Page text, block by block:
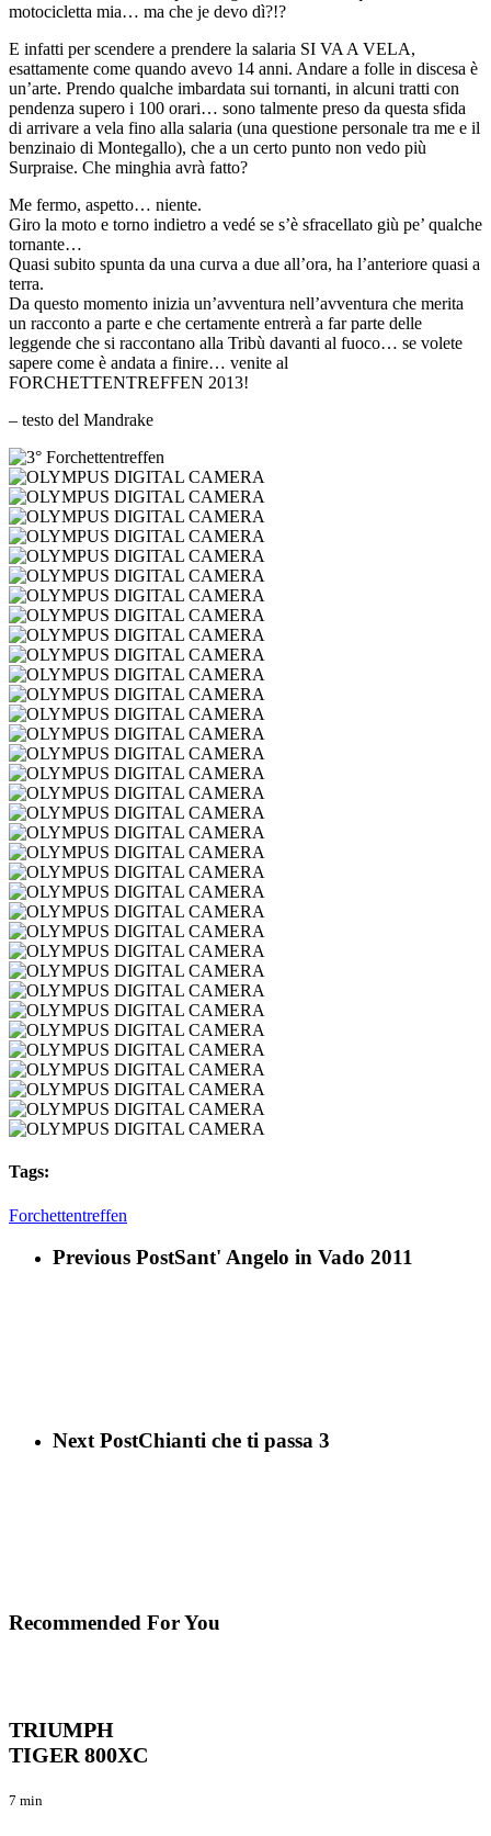
motocicletta mia… ma che je devo dì?!?
E infatti per scendere a prendere la salaria SI VA A VELA,
esattamente come quando avevo 14 anni. Andare a folle in discesa è
un’arte. Prendo qualche imbardata sui tornanti, in alcuni tratti con
pendenza supero i 100 orari… sono talmente preso da questa sfida
di arrivare a vela fino alla salaria (una questione personale tra me e il
benzinaio di Montegallo), che a un certo punto non vedo più
Surpraise. Che minghia avrà fatto?
Me fermo, aspetto… niente.
Giro la moto e torno indietro a vedé se s’è sfracellato giù pe’ qualche
tornante…
Quasi subito spunta da una curva a due all’ora, ha l’anteriore quasi a
terra.
Da questo momento inizia un’avventura nell’avventura che merita
un racconto a parte e che certamente entrerà a far parte delle
leggende che si raccontano alla Tribù davanti al fuoco… se volete
sapere come è andata a finire… venite al
FORCHETTENTREFFEN 2013!
– testo del Mandrake
3°
Forchettentreffen
OLYMPUS
DIGITAL
CAMERA
OLYMPUS
DIGITAL
CAMERA
OLYMPUS
DIGITAL
CAMERA
OLYMPUS
DIGITAL
CAMERA
OLYMPUS
DIGITAL
CAMERA
OLYMPUS
DIGITAL
CAMERA
OLYMPUS
DIGITAL
CAMERA
OLYMPUS
DIGITAL
CAMERA
OLYMPUS
DIGITAL
CAMERA
OLYMPUS
DIGITAL
CAMERA
OLYMPUS
DIGITAL
CAMERA
OLYMPUS
DIGITAL
CAMERA
OLYMPUS
DIGITAL
CAMERA
OLYMPUS
DIGITAL
CAMERA
OLYMPUS
DIGITAL
CAMERA
OLYMPUS
DIGITAL
CAMERA
OLYMPUS
DIGITAL
CAMERA
OLYMPUS
DIGITAL
CAMERA
OLYMPUS
DIGITAL
CAMERA
OLYMPUS
DIGITAL
CAMERA
OLYMPUS
DIGITAL
CAMERA
OLYMPUS
DIGITAL
CAMERA
OLYMPUS
DIGITAL
CAMERA
OLYMPUS
DIGITAL
CAMERA
OLYMPUS
DIGITAL
CAMERA
OLYMPUS
DIGITAL
CAMERA
OLYMPUS
DIGITAL
CAMERA
OLYMPUS
DIGITAL
CAMERA
OLYMPUS
DIGITAL
CAMERA
OLYMPUS
DIGITAL
CAMERA
OLYMPUS
DIGITAL
CAMERA
OLYMPUS
DIGITAL
OLYMPUS
CAMERA
DIGITAL
CAMERA
Tags:
Forchettentreffen
Previous PostSant' Angelo in Vado 2011
Next PostChianti che ti passa 3
Recommended For You
800XC
TRIUMPH
TIGER 800XC
7 min